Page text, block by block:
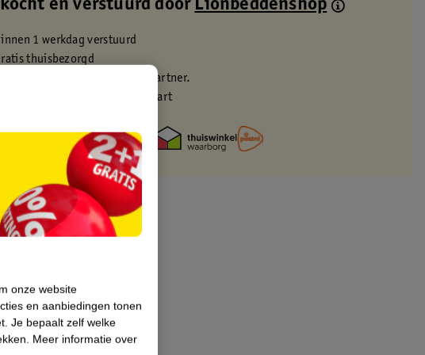
en verstuurd door Lionbeddenshop
1 werkdag verstuurd
thuisbezorgd
Gratis retourneren via verkooppartner.
Gratis punten met je Kruidvat kaart
onze website
en aanbiedingen tonen
Je bepaalt zelf welke
Meer informatie over